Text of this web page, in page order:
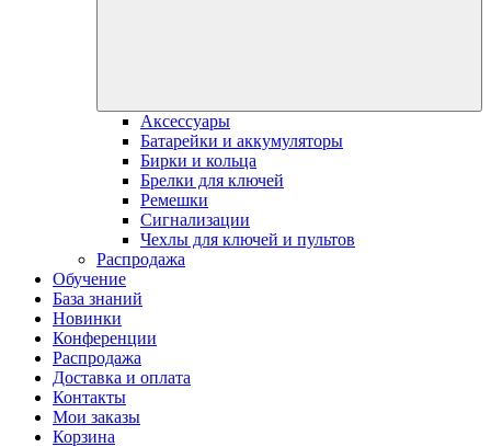
Аксессуары
Батарейки и аккумуляторы
Бирки и кольца
Брелки для ключей
Ремешки
Сигнализации
Чехлы для ключей и пультов
Распродажа
Обучение
База знаний
Новинки
Конференции
Распродажа
Доставка и оплата
Контакты
Мои заказы
Корзина